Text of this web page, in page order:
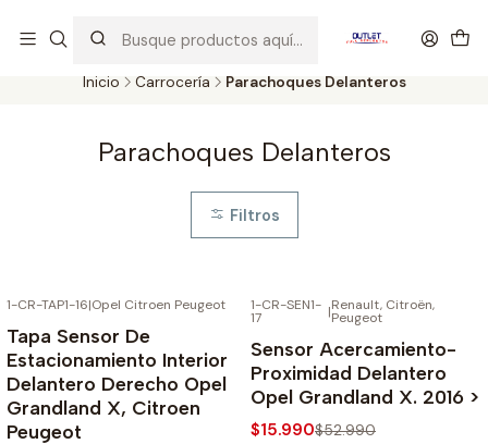
probados con altos estándares de calidad.
Inicio Carrocería Parachoques Delanteros
Parachoques Delanteros
Filtros
1-CR-TAP1-16|Opel Citroen Peugeot
Tapa Sensor De
Estacionamiento Interior
Delantero Derecho Opel
Grandland X, Citroen
Peugeot
-70% SOBRE PRECIO NORMAL
1-CR-SEN1-
17 |Renault, Citroën,
Peugeot
Sensor Acercamiento-
Proximidad Delantero
Opel Grandland X. 2016 >
$15.990$52.990